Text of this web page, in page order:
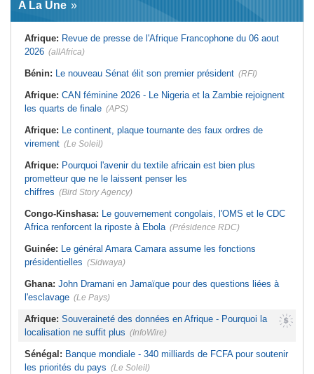
assume les fonctions présidentielles
Ghana:John Dramani en Jamaïque
l'esclavage
Sénégal:Banque mondiale - 340
priorités du pays
La Cour suprême confirme la
condamnation de l'ex-ministre de
l'Économie
France la restitution du crâne de
Bokar Biro et de trois de ses
proches
Algérie:France - L'affaire Mehdi
policière contre le narcotrafic
Monde arabe au Caire
2026 - Le continent, entre ouverture
commerciale et défiance migratoire
A La Une
Afrique: Revue de presse de l'Afrique Francophone du 06 aout
2026 (allAfrica)
Bénin: Le nouveau Sénat élit son premier président (RFI)
Afrique: CAN féminine 2026 - Le Nigeria et la Zambie rejoignent
les quarts de finale (APS)
Afrique: Le continent, plaque tournante des faux ordres de
virement (Le Soleil)
Afrique: Pourquoi l'avenir du textile africain est bien plus
prometteur que ne le laissent penser les
chiffres (Bird Story Agency)
Congo-Kinshasa: Le gouvernement congolais, l'OMS et le CDC
Africa renforcent la riposte à Ebola (Présidence RDC)
Guinée: Le général Amara Camara assume les fonctions
présidentielles (Sidwaya)
Ghana: John Dramani en Jamaïque pour des questions liées à
l'esclavage (Le Pays)
Afrique: Souveraineté des données en Afrique - Pourquoi la
localisation ne suffit plus (InfoWire)
Sénégal: Banque mondiale - 340 milliards de FCFA pour soutenir
les priorités du pays (Le Soleil)